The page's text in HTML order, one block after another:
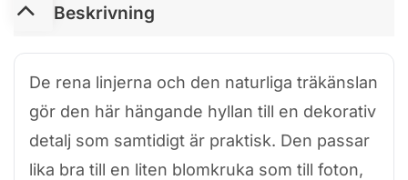
Beskrivning
De rena linjerna och den naturliga träkänslan
gör den här hängande hyllan till en dekorativ
detalj som samtidigt är praktisk. Den passar
lika bra till en liten blomkruka som till foton,